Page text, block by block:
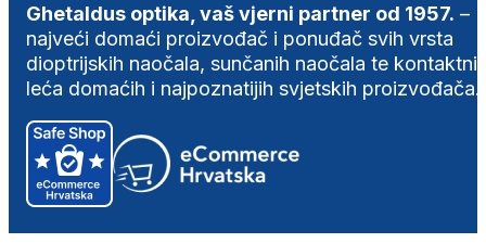
Ghetaldus optika, vaš vjerni partner od 1957. –
najveći domaći proizvođač i ponuđač svih vrsta
dioptrijskih naočala, sunčanih naočala te
leća domaćih i najpoznatijih svjetskih proizvođača.